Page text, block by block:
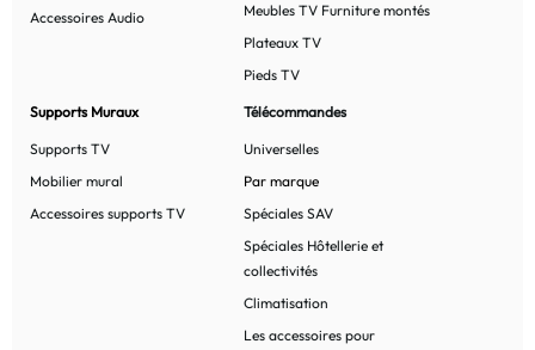
Accessoires Audio
Meubles TV Furniture montés
Plateaux TV
Pieds TV
Supports Muraux
Supports TV
Mobilier mural
Accessoires supports TV
Télécommandes
Universelles
Par marque
Spéciales SAV
Spéciales Hôtellerie et
collectivités
Climatisation
Les accessoires pour